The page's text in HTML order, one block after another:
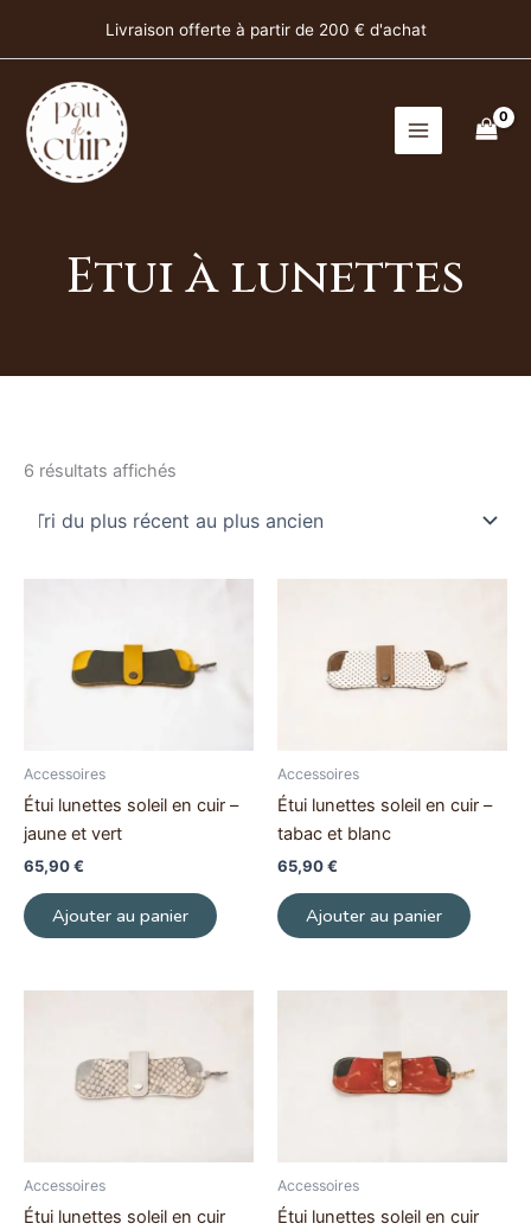
Livraison offerte à partir de 200 € d'achat
Etui à lunettes
6 résultats affichés
du
plus
récent
Accessoires
Étui lunettes soleil en cuir –
jaune et vert
65,90€
Ajouter au panier
Accessoires
Étui lunettes soleil en cuir –
tabac et blanc
65,90€
Ajouter au panier
Accessoires
Étui lunettes soleil en cuir
Accessoires
Étui lunettes soleil en cuir